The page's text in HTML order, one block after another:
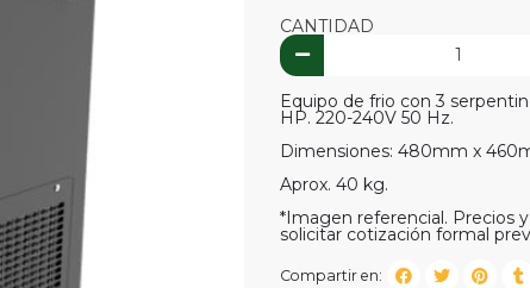
CANTIDAD
Equipo de frio con 3
HP. 220-240V 50 Hz.
Dimensiones: 480mm x
Aprox. 40 kg.
*Imagen referencial. Precios
solicitar cotización formal
Compartir en: